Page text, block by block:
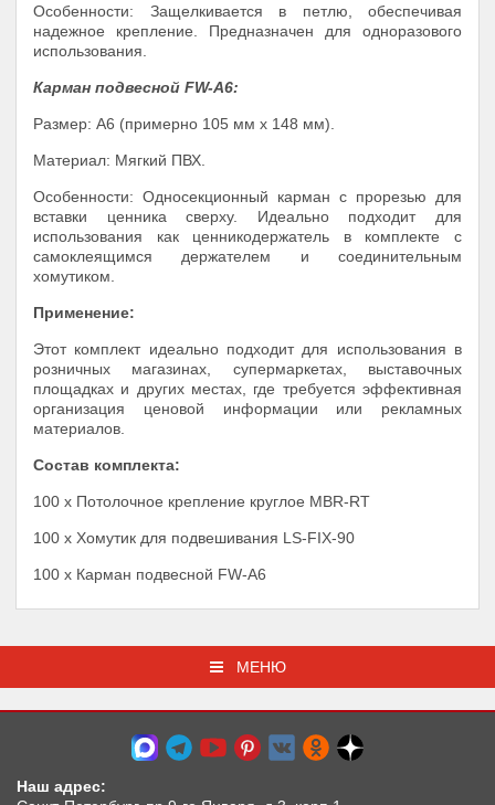
Особенности: Защелкивается в петлю, обеспечивая
надежное крепление. Предназначен для одноразового
использования.
Карман подвесной FW-А6:
Размер: A6 (примерно 105 мм x 148 мм).
Материал: Мягкий ПВХ.
Особенности: Односекционный карман с прорезью для
вставки ценника сверху. Идеально подходит для
использования как ценникодержатель в комплекте с
самоклеящимся держателем и соединительным
хомутиком.
Применение:
Этот комплект идеально подходит для использования в
розничных магазинах, супермаркетах, выставочных
площадках и других местах, где требуется эффективная
организация ценовой информации или рекламных
материалов.
Состав комплекта:
100 x Потолочное крепление круглое MBR-RT
100 x Хомутик для подвешивания LS-FIX-90
100 x Карман подвесной FW-А6
МЕНЮ
Наш адрес: